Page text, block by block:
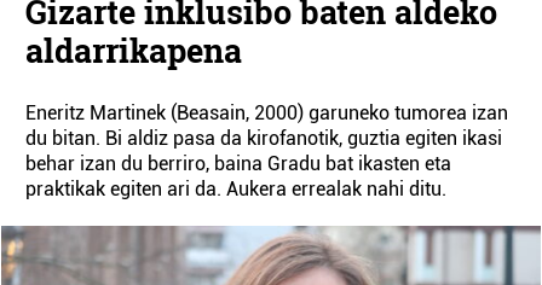
Gizarte inklusibo baten aldeko
aldarrikapena
Eneritz Martinek (Beasain, 2000) garuneko tumorea izan
du bitan. Bi aldiz pasa da kirofanotik, guztia egiten ikasi
behar izan du berriro, baina Gradu bat ikasten eta
praktikak egiten ari da. Aukera errealak nahi ditu.